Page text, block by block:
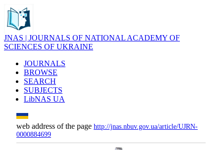
JNAS | JOURNALS OF NATIONAL ACADEMY OF
SCIENCES OF UKRAINE
JOURNALS
BROWSE
SEARCH
SUBJECTS
LibNAS UA
web address of the page http://jnas.nbuv.gov.ua/article/UJRN-
0000884699